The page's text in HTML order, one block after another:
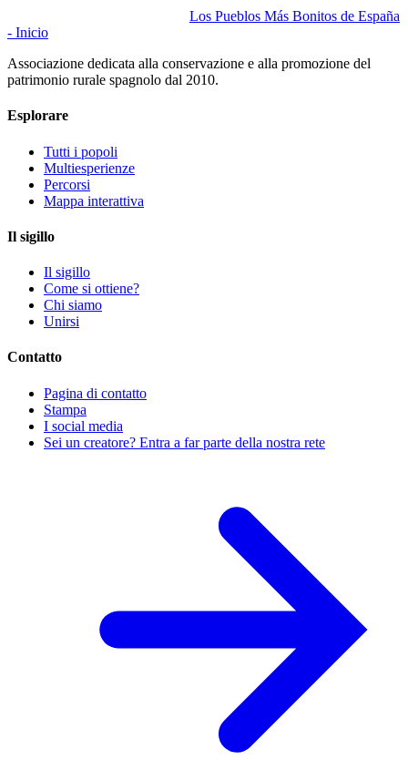
Los Pueblos Más Bonitos de España
- Inicio
Associazione dedicata alla conservazione e alla promozione del
patrimonio rurale spagnolo dal 2010.
Esplorare
Tutti i popoli
Multiesperienze
Percorsi
Mappa interattiva
Il sigillo
Il sigillo
Come si ottiene?
Chi siamo
Unirsi
Contatto
Pagina di contatto
Stampa
I social media
Sei un creatore? Entra a far parte della nostra rete